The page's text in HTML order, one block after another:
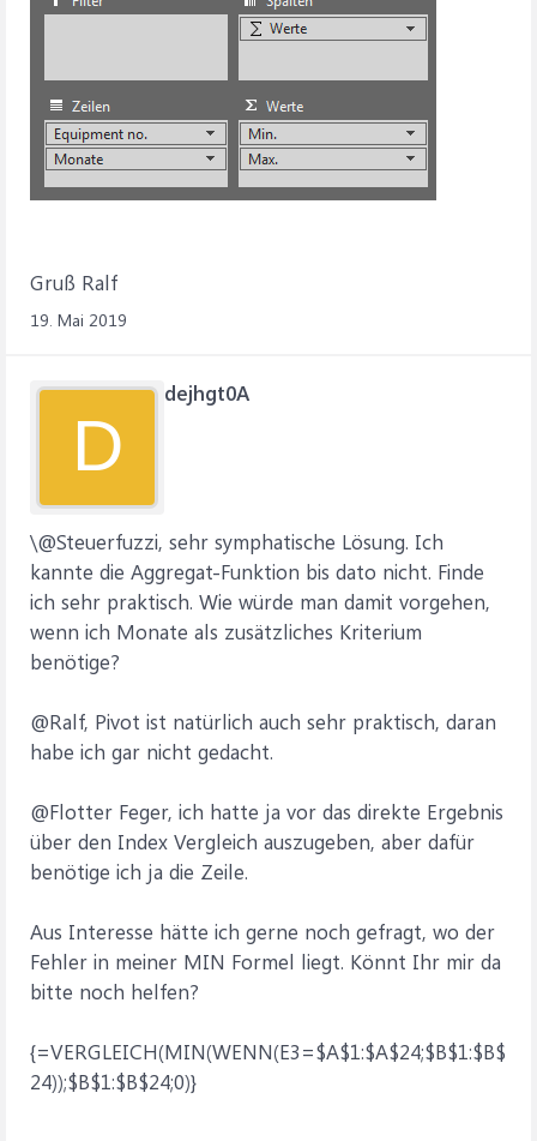
Gruß Ralf
19. Mai 2019
D
dejhgt0A
\@Steuerfuzzi, sehr symphatische Lösung. Ich
kannte die Aggregat-Funktion bis dato nicht. Finde
ich sehr praktisch. Wie würde man damit vorgehen,
wenn ich Monate als zusätzliches Kriterium
benötige?
@Ralf, Pivot ist natürlich auch sehr praktisch, daran
habe ich gar nicht gedacht.
@Flotter Feger, ich hatte ja vor das direkte Ergebnis
über den Index Vergleich auszugeben, aber dafür
benötige ich ja die Zeile.
Aus Interesse hätte ich gerne noch gefragt, wo der
Fehler in meiner MIN Formel liegt. Könnt Ihr mir da
bitte noch helfen?
{=VERGLEICH(MIN(WENN(E3=$A$1:$A$24;$B$1:$B$
24));$B$1:$B$24;0)}